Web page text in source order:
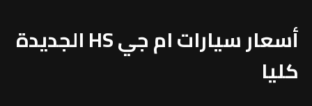
أسعار سيارات ام جي HS الجديدة
كليا